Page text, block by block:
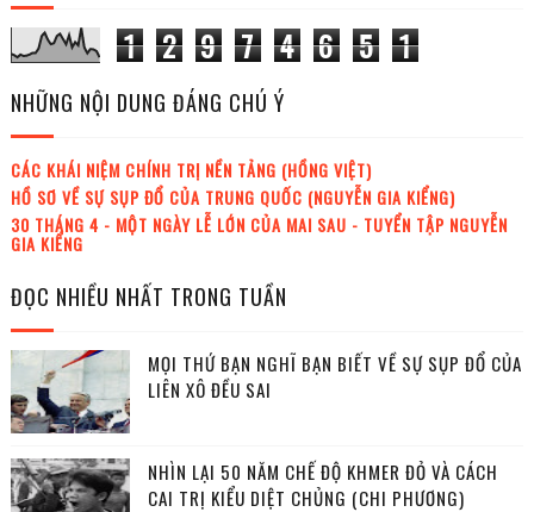
1 2 9 7 4 6 5 1
NHỮNG NỘI DUNG ĐÁNG CHÚ Ý
CÁC KHÁI NIỆM CHÍNH TRỊ NỀN TẢNG (HỒNG VIỆT)
HỒ SƠ VỀ SỰ SỤP ĐỔ CỦA TRUNG QUỐC (NGUYỄN GIA KIỂNG)
30 THÁNG 4 - MỘT NGÀY LỄ LỚN CỦA MAI SAU - TUYỂN TẬP NGUYỄN
GIA KIỂNG
ĐỌC NHIỀU NHẤT TRONG TUẦN
MỌI THỨ BẠN NGHĨ BẠN BIẾT VỀ SỰ SỤP ĐỔ CỦA
LIÊN XÔ ĐỀU SAI
NHÌN LẠI 50 NĂM CHẾ ĐỘ KHMER ĐỎ VÀ CÁCH
CAI TRỊ KIỂU DIỆT CHỦNG (CHI PHƯƠNG)